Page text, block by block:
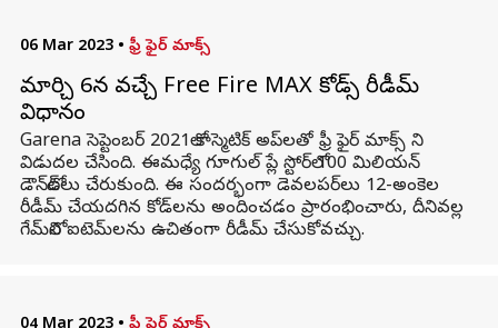
06 Mar 2023 • ఫ్రీ ఫైర్ మాక్స్
మార్చి 6న వచ్చే Free Fire MAX కోడ్స్ రీడీమ్
విధానం
Garena సెప్టెంబర్ 2021లో కాస్మెటిక్ అప్‌లతో ఫ్రీ ఫైర్ మాక్స్ ని
విడుదల చేసింది. ఈమధ్యే గూగుల్ ప్లే స్టోర్‌లో 100 మిలియన్
డౌన్‌లోడ్‌లు చేరుకుంది. ఈ సందర్భంగా డెవలపర్‌లు 12-అంకెల
రీడీమ్ చేయదగిన కోడ్‌లను అందించడం ప్రారంభించారు, దీనివల్ల
గేమ్‌లోని ఐటెమ్‌లను ఉచితంగా రీడీమ్ చేసుకోవచ్చు.